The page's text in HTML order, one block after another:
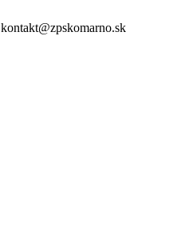
kontakt@zpskomarno.sk